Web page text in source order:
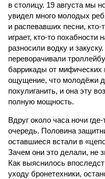
в столицу. 19 августа мы
увидел много молодых
и распевавших песни, кто-
играет, кто-то
разносили водку и
переворачивали
баррикады от
ощущение, что молодёжи
похулиганить, и она эту
полную мощность.
Вдруг около часа ночи
очередь. Половина
оставшиеся встали в
Зачем они это делали, не
Как выяснилось
уходу бронетехники,